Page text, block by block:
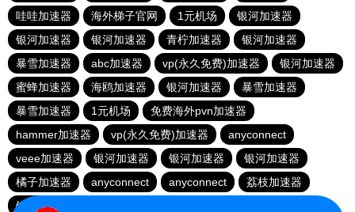
哇哇加速器
海外梯子官网 1元机场
银河加速器
银河加速器
银河加速器 青柠加速器
银河加速器
暴雪加速器
abc加速器 vp(永久免费)加速器
银河加速器
蜜蜂加速器
海鸥加速器 银河加速器
暴雪加速器
暴雪加速器
1元机场
免费海外pvn加速器
hammer加速器
vp(永久免费)加速器
anyconnect
veee加速器
银河加速器 银河加速器
银河加速器
橘子加速器
anyconnect anyconnect
荔枝加速器
银河加速器